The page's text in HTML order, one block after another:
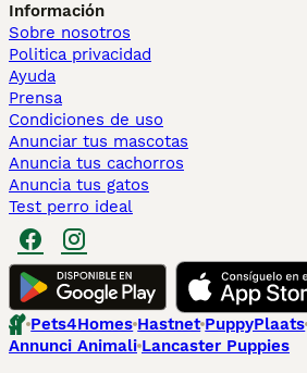
Información
Sobre nosotros
Politica privacidad
Ayuda
Prensa
Condiciones de uso
Anunciar tus mascotas
Anuncia tus cachorros
Anuncia tus gatos
Test perro ideal
Pets4Homes Hastnet PuppyPlaats
Annunci Animali Lancaster Puppies